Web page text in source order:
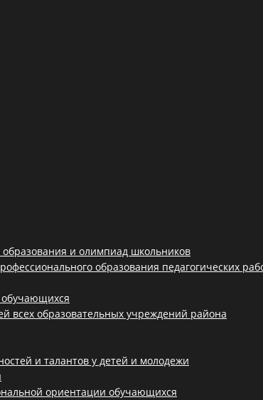
и олимпиад школьников
образования педагогических
обучающихся
всех образовательных учреждений района
и талантов у детей и молодежи
ориентации обучающихся